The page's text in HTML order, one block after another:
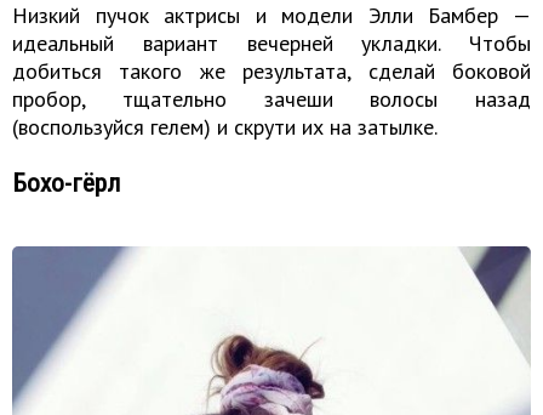
Низкий пучок актрисы и модели Элли Бамбер —
идеальный вариант вечерней укладки. Чтобы
добиться такого же результата, сделай боковой
пробор, тщательно зачеши волосы назад
(воспользуйся гелем) и скрути их на затылке.
Бохо-гёрл